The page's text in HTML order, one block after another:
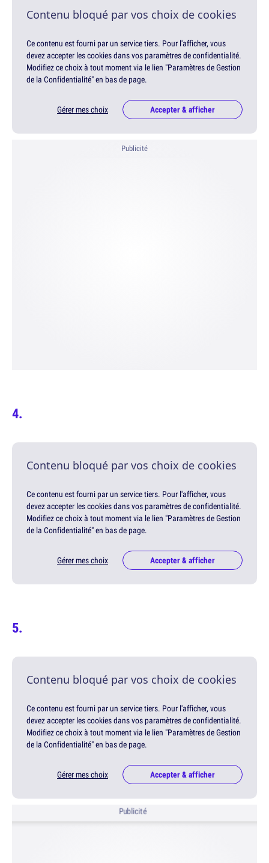
Contenu bloqué par vos choix de cookies
Ce contenu est fourni par un service tiers. Pour l'afficher, vous
devez accepter les cookies dans vos paramètres de confidentialité.
Modifiez ce choix à tout moment via le lien "Paramètres de Gestion
de la Confidentialité" en bas de page.
Gérer mes choix Accepter & afficher
Publicité
Contenu bloqué par vos choix de cookies
Ce contenu est fourni par un service tiers. Pour l'afficher, vous
devez accepter les cookies dans vos paramètres de confidentialité.
Modifiez ce choix à tout moment via le lien "Paramètres de Gestion
de la Confidentialité" en bas de page.
Gérer mes choix Accepter & afficher
Contenu bloqué par vos choix de cookies
Ce contenu est fourni par un service tiers. Pour l'afficher, vous
devez accepter les cookies dans vos paramètres de confidentialité.
Modifiez ce choix à tout moment via le lien "Paramètres de Gestion
de la Confidentialité" en bas de page.
Gérer mes choix Accepter & afficher
Publicité